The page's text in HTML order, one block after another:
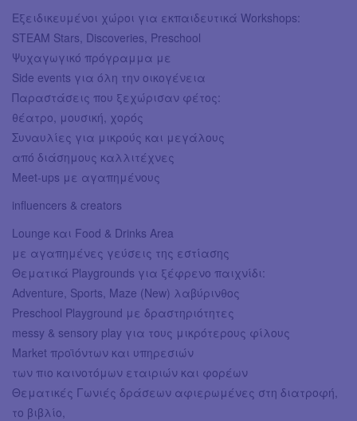
Εξειδικευμένοι χώροι για εκπαιδευτικά Workshops:
STEAM Stars, Discoveries, Preschool
Ψυχαγωγικό πρόγραμμα με
Side events για όλη την οικογένεια
Παραστάσεις που ξεχώρισαν φέτος:
θέατρο, μουσική, χορός
Συναυλίες για μικρούς και μεγάλους
από διάσημους καλλιτέχνες
Meet-ups με αγαπημένους
influencers & creators
Lounge και Food & Drinks Area
με αγαπημένες γεύσεις της εστίασης
Θεματικά Playgrounds για ξέφρενο παιχνίδι:
Adventure, Sports, Maze (New) λαβύρινθος
Preschool Playground με δραστηριότητες
messy & sensory play για τους μικρότερους φίλους
Market προϊόντων και υπηρεσιών
των πιο καινοτόμων εταιριών και φορέων
Θεματικές Γωνιές δράσεων αφιερωμένες στη διατροφή,
το βιβλίο,